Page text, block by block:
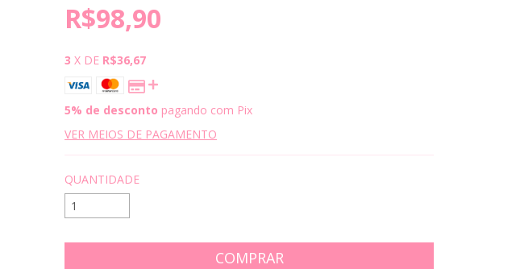
R$98,90
3 X DE R$36,67
5% de desconto pagando com Pix
VER MEIOS DE PAGAMENTO
QUANTIDADE